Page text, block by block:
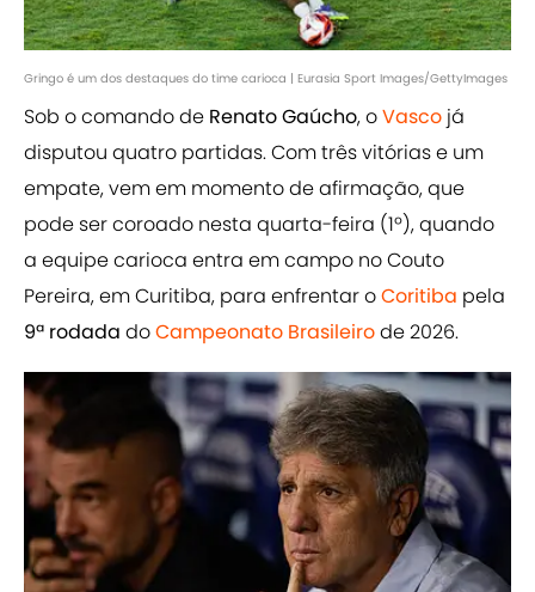
Gringo é um dos destaques do time carioca | Eurasia Sport Images/GettyImages
Sob o comando de Renato Gaúcho, oVasco já
disputou quatro partidas. Com três vitórias e um
empate, vem em momento de afirmação, que
pode ser coroado nesta quarta-feira (1º), quando
a equipe carioca entra em campo no Couto
Pereira, em Curitiba, para enfrentar oCoritiba pela
9ª rodada doCampeonato Brasileirode 2026.